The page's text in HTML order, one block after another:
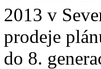
2013 v
prodeje
do 8.